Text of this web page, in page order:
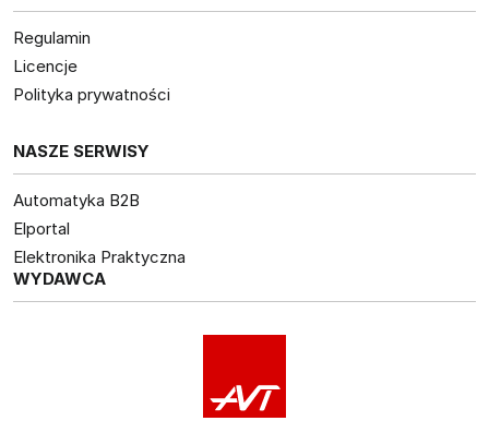
Regulamin
Licencje
Polityka prywatności
NASZE SERWISY
Automatyka B2B
Elportal
Elektronika Praktyczna
WYDAWCA